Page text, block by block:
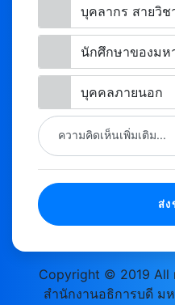
บุคลากร สายวิช
นักศึกษาของมห
บุคคลภายนอก
ความคิดเห็นเพิ่มเติม...
ส่ง
Copyright © 2019 All
สำนักงานอธิการบดี ม